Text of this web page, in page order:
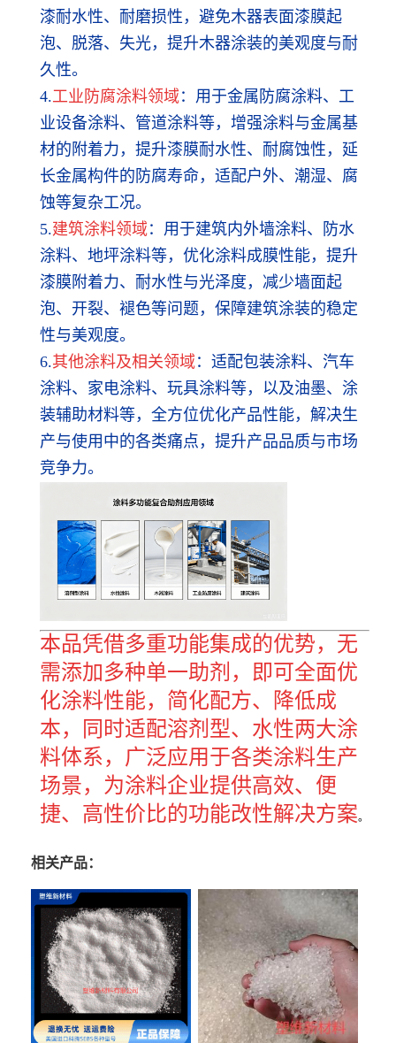
漆耐水性、耐磨损性，避免木器表面漆膜起
泡、脱落、失光，提升木器涂装的美观度与耐
久性。
4.工业防腐涂料领域 ：用于金属防腐涂料、工
业设备涂料、管道涂料等，增强涂料与金属基
材的附着力，提升漆膜耐水性、耐腐蚀性，延
长金属构件的防腐寿命，适配户外、潮湿、腐
蚀等复杂工况。
5.建筑涂料领域 ：用于建筑内外墙涂料、防水
涂料、地坪涂料等，优化涂料成膜性能，提升
漆膜附着力、耐水性与光泽度，减少墙面起
泡、开裂、褪色等问题，保障建筑涂装的稳定
性与美观度。
6.其他涂料及相关领域 ：适配包装涂料、汽车
涂料、家电涂料、玩具涂料等，以及油墨、涂
装辅助材料等，全方位优化产品性能，解决生
产与使用中的各类痛点，提升产品品质与市场
竞争力。
本品凭借多重功能集成的优势，无
需添加多种单一助剂，即可全面优
化涂料性能，简化配方、降低成
本，同时适配溶剂型、水性两大涂
料体系，广泛应用于各类涂料生产
场景，为涂料企业提供高效、便
捷、高性价比的功能改性解决方案。
相关产品：